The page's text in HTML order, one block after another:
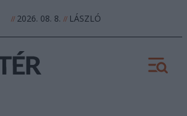
//2026. 08. 8. //LÁSZLÓ